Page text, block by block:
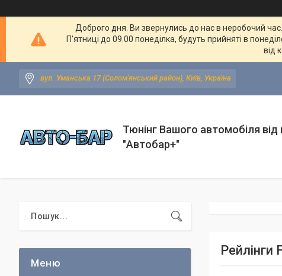
Доброго дня. Ви звернулись до нас в неробочий
П'ятниці до 09.00 понеділка, будуть прийняті в
від
вул. Уманська 17 (Солом'янський район), Київ, Україна
Тюнінг Вашого автомобіля від
"Автобар+"
Рейлінги